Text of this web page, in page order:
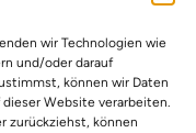
wir Technologien wie
und/oder darauf
können wir Daten
Website verarbeiten.
zurückziehst, können